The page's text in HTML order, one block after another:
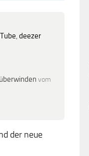
, deezer
vom
der neue